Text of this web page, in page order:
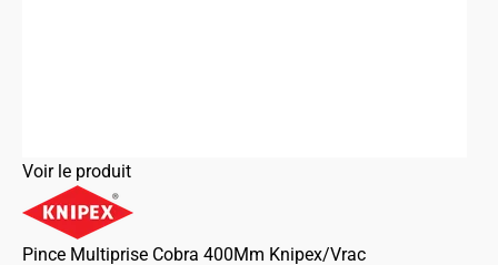
Voir le produit
Pince Multiprise Cobra 400Mm Knipex/Vrac